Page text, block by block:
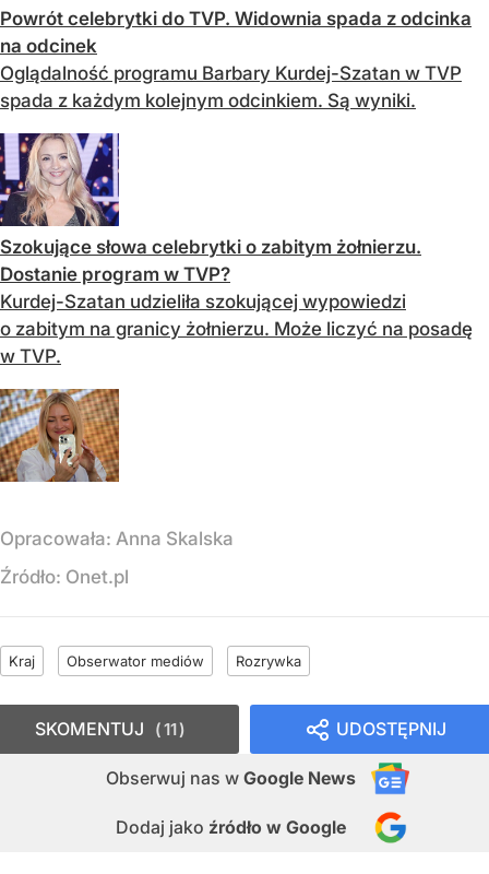
Powrót celebrytki do TVP. Widownia spada z odcinka
na odcinek
Oglądalność programu Barbary Kurdej-Szatan w TVP
spada z każdym kolejnym odcinkiem. Są wyniki.
Szokujące słowa celebrytki o zabitym żołnierzu.
Dostanie program w TVP?
Kurdej-Szatan udzieliła szokującej wypowiedzi
o zabitym na granicy żołnierzu. Może liczyć na posadę
w TVP.
Opracowała: Anna Skalska
Źródło: Onet.pl
Kraj Obserwator mediów Rozrywka
UDOSTĘPNIJ
Obserwuj nas w Google News
Dodaj jako źródło w Google
SKOMENTUJ 11